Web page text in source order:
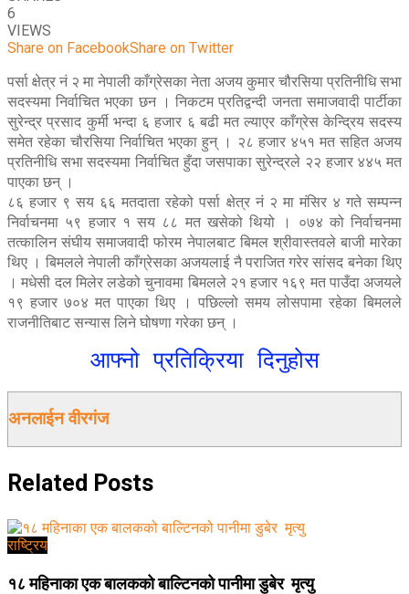
6
VIEWS
Share on FacebookShare on Twitter
पर्सा क्षेत्र नं २ मा नेपाली काँग्रेसका नेता अजय कुमार चौरसिया प्रतिनीधि सभा
सदस्यमा निर्वाचित भएका छन । निकटम प्रतिद्वन्दी जनता समाजवादी पार्टीका
सुरेन्द्र प्रसाद कुर्मी भन्दा ६ हजार ६ बढी मत ल्याएर काँग्रेस केन्द्रिय सदस्य
समेत रहेका चौरसिया निर्वाचित भएका हुन् । २८ हजार ४५१ मत सहित अजय
प्रतिनीधि सभा सदस्यमा निर्वाचित हुँदा जसपाका सुरेन्द्रले २२ हजार ४४५ मत
पाएका छन् ।
८६ हजार ९ सय ६६ मतदाता रहेको पर्सा क्षेत्र नं २ मा मंसिर ४ गते सम्पन्न
निर्वाचनमा ५९ हजार १ सय ८८ मत खसेको थियो । ०७४ को निर्वाचनमा
तत्कालिन संघीय समाजवादी फोरम नेपालबाट बिमल श्रीवास्तवले बाजी मारेका
थिए । बिमलले नेपाली काँग्रेसका अजयलाई नै पराजित गरेर सांसद बनेका थिए
। मधेसी दल मिलेर लडेको चुनावमा बिमलले २१ हजार १६९ मत पाउँदा अजयले
१९ हजार ७०४ मत पाएका थिए । पछिल्लो समय लोसपामा रहेका बिमलले
राजनीतिबाट सन्यास लिने घोषणा गरेका छन् ।
आफ्नो प्रतिक्रिया दिनुहोस
अनलाईन वीरगंज
Related Posts
राष्ट्रिय
१८ महिनाका एक बालकको बाल्टिनको पानीमा डुबेर मृत्यु